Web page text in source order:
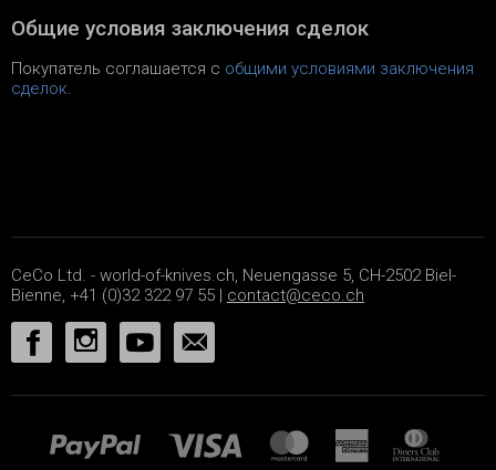
Общие условия заключения сделок
Покупатель соглашается с общими условиями заключения
сделок.
CeCo Ltd. - world-of-knives.ch, Neuengasse 5, CH-2502 Biel-
Bienne, +41 (0)32 322 97 55 | contact@ceco.ch